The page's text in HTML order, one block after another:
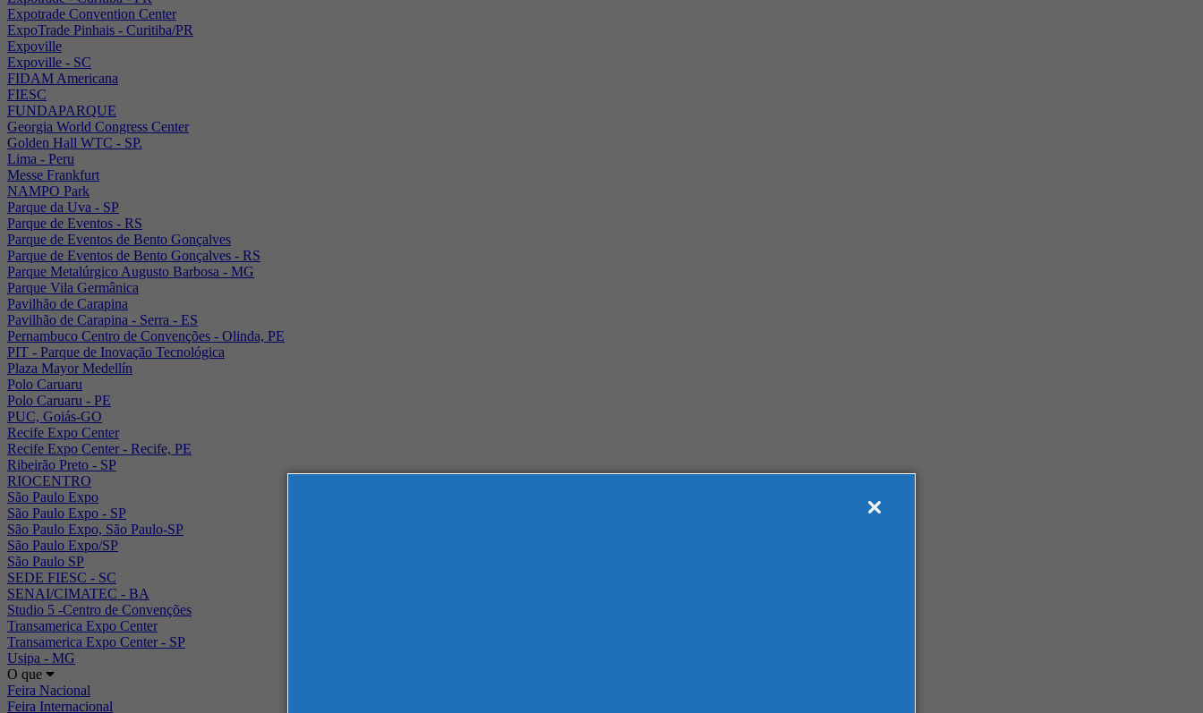
Expotrade Convention Center
ExpoTrade Pinhais - Curitiba/PR
Expoville
Expoville - SC
FIDAM Americana
FIESC
FUNDAPARQUE
Georgia World Congress Center
Golden Hall WTC - SP.
Lima - Peru
Messe Frankfurt
NAMPO Park
Parque da Uva - SP
Parque de Eventos - RS
Parque de Eventos de Bento Gonçalves
Parque de Eventos de Bento Gonçalves - RS
Parque Metalúrgico Augusto Barbosa - MG
Parque Vila Germânica
Pavilhão de Carapina
Pavilhão de Carapina - Serra - ES
Pernambuco Centro de Convenções - Olinda, PE
PIT - Parque de Inovação Tecnológica
Plaza Mayor Medellín
Polo Caruaru
Polo Caruaru - PE
PUC, Goiás-GO
Recife Expo Center
Recife Expo Center - Recife, PE
Ribeirão Preto - SP
RIOCENTRO
São Paulo Expo
São Paulo Expo - SP
São Paulo Expo, São Paulo-SP
São Paulo Expo/SP
São Paulo SP
SEDE FIESC - SC
SENAI/CIMATEC - BA
Studio 5 -Centro de Convenções
Transamerica Expo Center
Transamerica Expo Center - SP
Usipa - MG
O que
Feira Nacional
Feira Internacional